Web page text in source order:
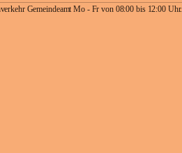
Gemeindeamt Mo - Fr von 08:00 bis 12:00 Uhr.